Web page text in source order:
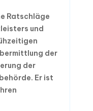
Ratschläge
und
der
der
Er ist